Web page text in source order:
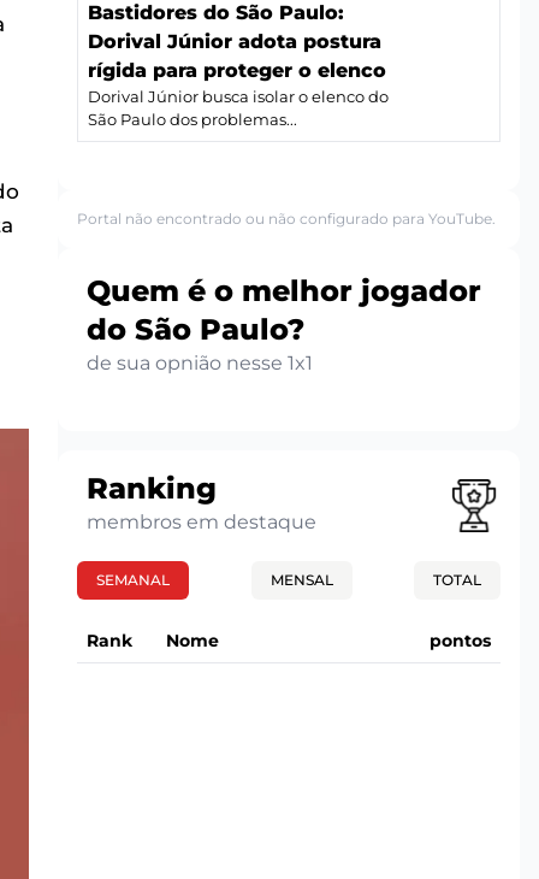
Bastidores do São Paulo:
Dorival Júnior adota postura
rígida para proteger o elenco
Dorival Júnior busca isolar o elenco do
São Paulo dos problemas...
Portal não encontrado ou não configurado para YouTube.
Quem é o melhor jogador
do São Paulo?
de sua opnião nesse 1x1
Ranking
membros em destaque
SEMANAL MENSAL TOTAL
Rank Nome pontos